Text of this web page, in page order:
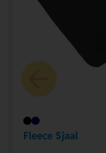
Fleece Sjaal